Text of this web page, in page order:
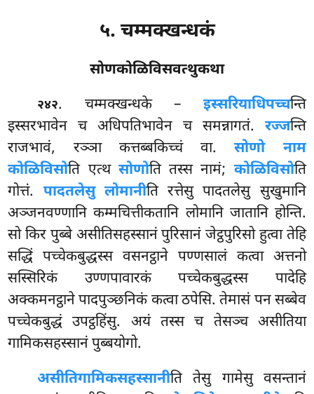
५. चम्मक्खन्धकं
सोणकोळिविसवत्थुकथा
२४२. चम्मक्खन्धके– इस्सरियाधिपच्चन्ति
इस्सरभावेन च अधिपतिभावेन च समन्नागतं. रज्जन्ति
राजभावं, रञ्ञा कत्तब्बकिच्चं वा.सोणो नाम
कोळिविसोति एत्थ सोणोति तस्स नामं; कोळिविसोति
गोत्तं. पादतलेसु लोमानीति रत्तेसु पादतलेसु सुखुमानि
अञ्जनवण्णानि कम्मचित्तीकतानि लोमानि जातानि होन्ति.
सो किर पुब्बे असीतिसहस्सानं पुरिसानं जेट्ठपुरिसो हुत्वा तेहि
सद्धिं पच्चेकबुद्धस्स वसनट्ठाने पण्णसालं कत्वा अत्तनो
सस्सिरिकं उण्णपावारकं पच्चेकबुद्धस्स पादेहि
अक्कमनट्ठाने पादपुञ्छनिकं कत्वा ठपेसि. तेमासं पन सब्बेव
पच्चेकबुद्धं उपट्ठहिंसु. अयं तस्स च तेसञ्च असीतिया
गामिकसहस्सानंपुब्बयोगो.
असीतिगामिकसहस्सानीति तेसु गामेसु वसन्तानं